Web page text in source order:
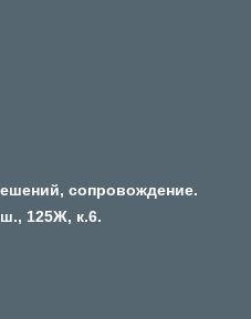
сопровождение.
125Ж, к.6.